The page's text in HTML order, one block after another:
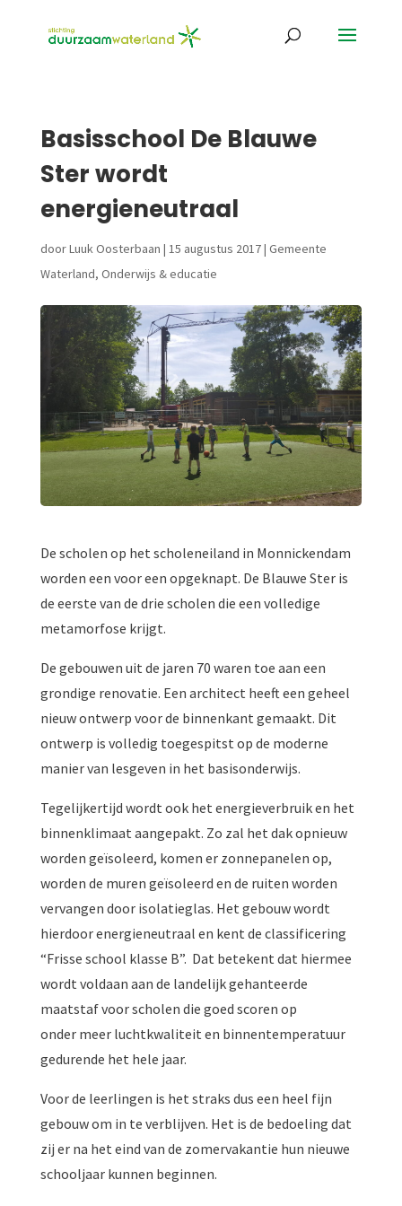
Basisschool De Blauwe
Ster wordt
energieneutraal
doorLuuk Oosterbaan | 15 augustus 2017| Gemeente
Waterland, Onderwijs & educatie
De scholen op het scholeneiland in Monnickendam
worden een voor een opgeknapt. De Blauwe Ster is
de eerste van de drie scholen die een volledige
metamorfose krijgt.
De gebouwen uit de jaren 70 waren toe aan een
grondige renovatie. Een architect heeft een geheel
nieuw ontwerp voor de binnenkant gemaakt. Dit
ontwerp is volledig toegespitst op de moderne
manier van lesgeven in het basisonderwijs.
Tegelijkertijd wordt ook het energieverbruik en het
binnenklimaat aangepakt. Zo zal het dak opnieuw
worden geïsoleerd, komen er zonnepanelen op,
worden de muren geïsoleerd en de ruiten worden
vervangen door isolatieglas. Het gebouw wordt
hierdoor energieneutraal en kent de classificering
“Frisse school klasse B”. Dat betekent dat hiermee
wordt voldaan aan de landelijk gehanteerde
maatstaf voor scholen die goed scoren op
onder meer luchtkwaliteit en binnentemperatuur
gedurende het hele jaar.
Voor de leerlingen is het straks dus een heel fijn
gebouw om in te verblijven. Het is de bedoeling dat
zij er na het eind van de zomervakantie hun nieuwe
schooljaar kunnen beginnen.